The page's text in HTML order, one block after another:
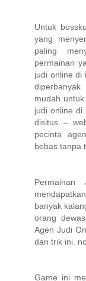
Untuk
yang
paling
permainan
judi online di
mudah
judi online di
disitus –
pecinta
bebas tanpa
banyak
orang
Agen Judi
dan trik ini.
Game ini